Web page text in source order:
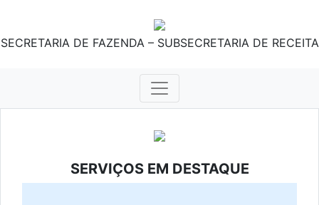
SECRETARIA DE FAZENDA – SUBSECRETARIA DE RECEITA
SERVIÇOS EM DESTAQUE